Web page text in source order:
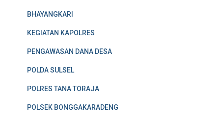
BHAYANGKARI
KEGIATAN KAPOLRES
PENGAWASAN DANA DESA
POLDA SULSEL
POLRES TANA TORAJA
POLSEK BONGGAKARADENG